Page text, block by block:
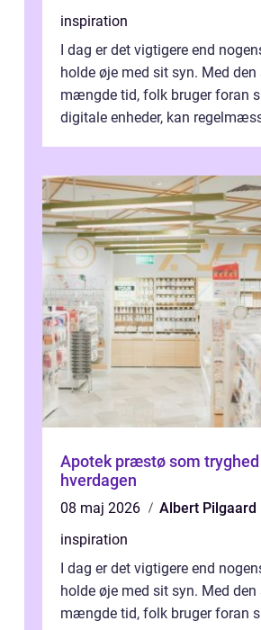
inspiration
I dag er det vigtigere end
holde øje med sit syn. Med den
mængde tid, folk bruger foran
digitale enheder, kan
Apotek præstø som
hverdagen
08 maj 2026
Albert Pilgaard
inspiration
I dag er det vigtigere end
holde øje med sit syn. Med den
mængde tid, folk bruger foran